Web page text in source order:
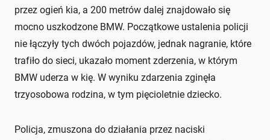
przez ogień kia, a 200 metrów dalej znajdowało się
mocno uszkodzone BMW. Początkowe ustalenia policji
nie łączyły tych dwóch pojazdów, jednak nagranie, które
trafiło do sieci, ukazało moment zderzenia, w którym
BMW uderza w kię. W wyniku zdarzenia zginęła
trzyosobowa rodzina, w tym pięcioletnie dziecko.
Policja, zmuszona do działania przez naciski